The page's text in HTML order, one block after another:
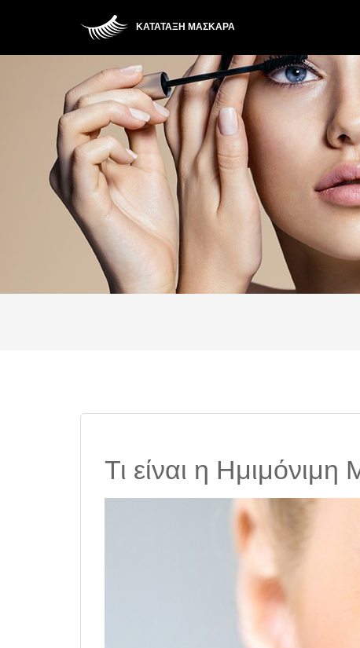
ΚΑΤΆΤΑΞΗ ΜΆΣΚΑΡΑ
Τι είναι η